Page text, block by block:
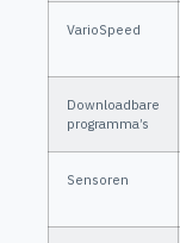
VarioSpeed
Downloadbare
programma’s
Sensoren